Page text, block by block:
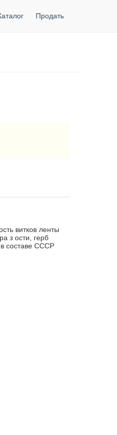
Продать
витков ленты
з ости, герб
составе СССР